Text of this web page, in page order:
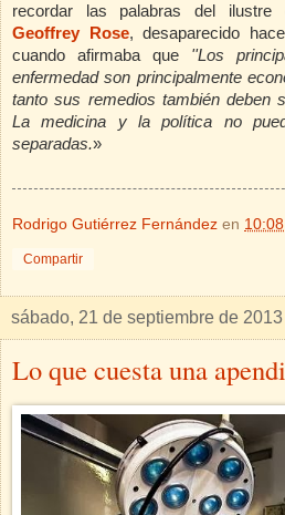
recordar las palabras del ilustre
Geoffrey Rose, desaparecido
cuando afirmaba que ''Los
enfermedad son principalmente
tanto sus remedios también deben
La medicina y la política no
separadas.»
Rodrigo Gutiérrez Fernández en 10:08
Compartir
sábado, 21 de septiembre de 2013
Lo que cuesta una